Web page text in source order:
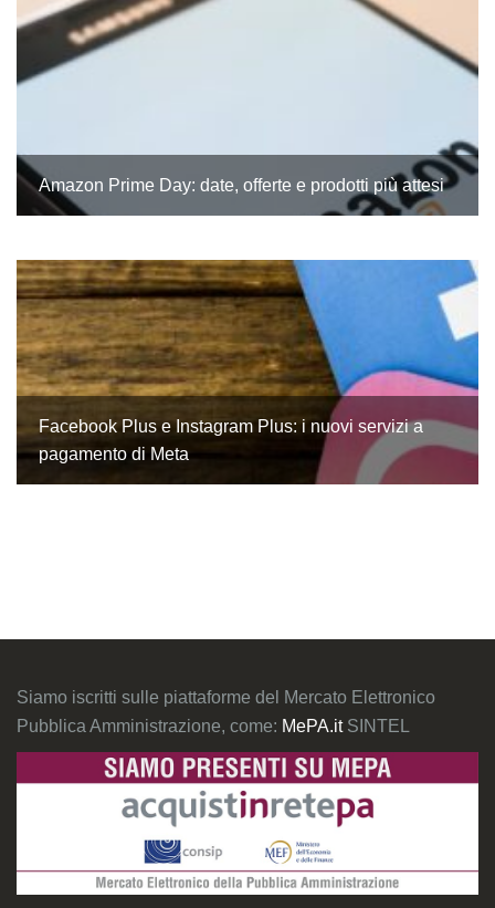
Amazon Prime Day: date, offerte e prodotti più attesi
Facebook Plus e Instagram Plus: i nuovi servizi a
pagamento di Meta
Siamo iscritti sulle piattaforme del Mercato Elettronico
Pubblica Amministrazione, come: MePA.it SINTEL